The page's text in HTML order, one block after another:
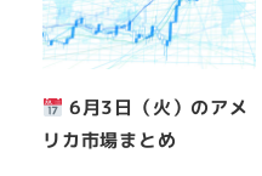
6月3日（火）のアメ
リカ市場まとめ